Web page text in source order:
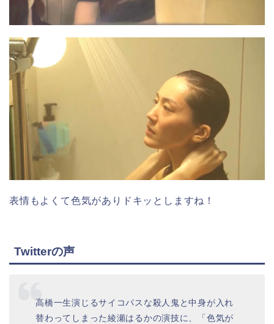
表情もよくて色気がありドキッとしますね！
Twitterの声
高橋一生演じるサイコパスな殺人鬼と中身が入れ
替わってしまった綾瀬はるかの演技に、「色気が